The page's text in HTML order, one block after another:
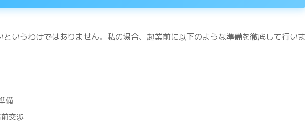
いうわけではありません。私の場合、起業前に以下のような準備を徹底して行いま
備
交渉